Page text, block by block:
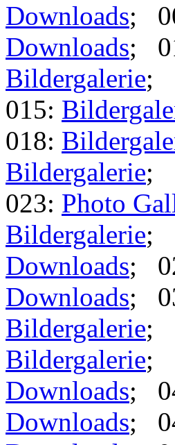
Downloads;
Downloads;
Bildergalerie;
015:
018:
Bildergalerie;
023: Photo
Bildergalerie;
Downloads;
Downloads;
Bildergalerie;
Bildergalerie;
Downloads;
Downloads;